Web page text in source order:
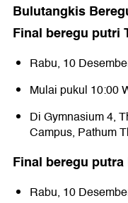
Bulutangkis
Final beregu putri
Rabu, 10
Mulai pukul 10:00
Di Gymnasium 4,
Campus, Pathum
Final beregu
Rabu, 10